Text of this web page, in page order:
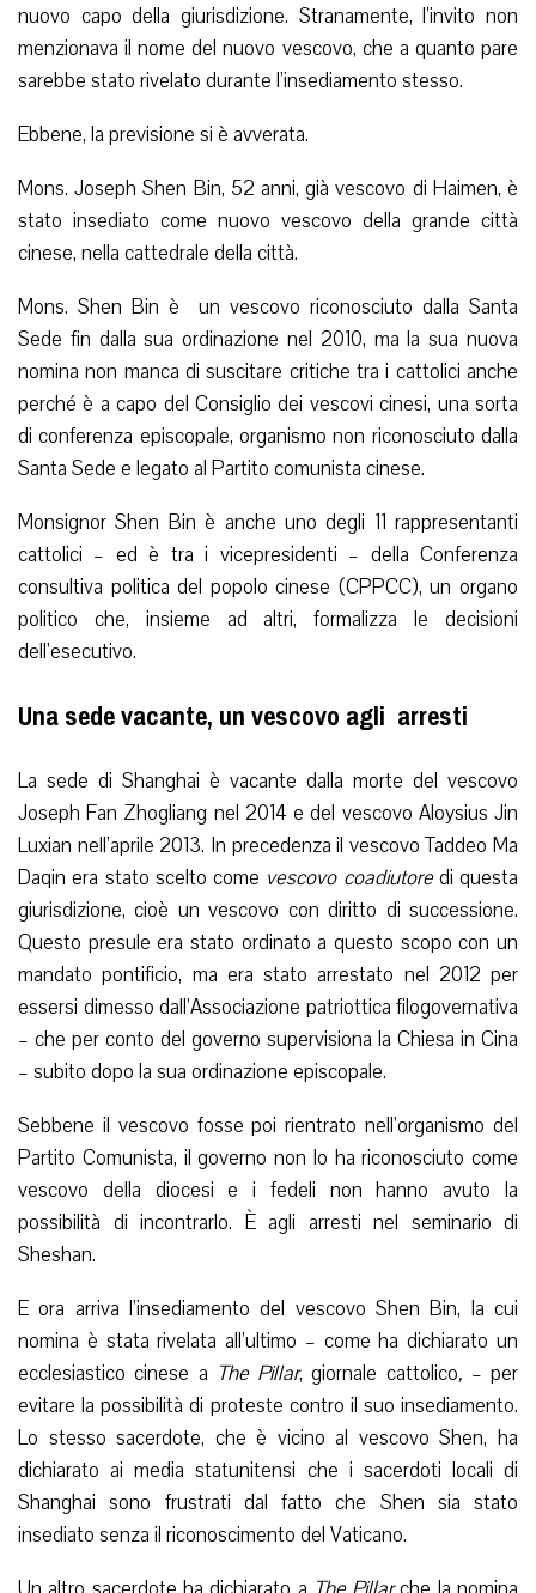
nuovo capo della giurisdizione. Stranamente, l’invito non
menzionava il nome del nuovo vescovo, che a quanto pare
sarebbe stato rivelato durante l’insediamento stesso.
Ebbene, la previsione si è avverata.
Mons. Joseph Shen Bin, 52 anni, già vescovo di Haimen, è
stato insediato come nuovo vescovo della grande città
cinese, nella cattedrale della città.
Mons. Shen Bin è un vescovo riconosciuto dalla Santa
Sede fin dalla sua ordinazione nel 2010, ma la sua nuova
nomina non manca di suscitare critiche tra i cattolici anche
perché è a capo del Consiglio dei vescovi cinesi, una sorta
di conferenza episcopale, organismo non riconosciuto dalla
Santa Sede e legato al Partito comunista cinese.
Monsignor Shen Bin è anche uno degli 11 rappresentanti
cattolici – ed è tra i vicepresidenti – della Conferenza
consultiva politica del popolo cinese (CPPCC), un organo
politico che, insieme ad altri, formalizza le decisioni
dell’esecutivo.
Una sede vacante, un vescovo agli arresti
La sede di Shanghai è vacante dalla morte del vescovo
Joseph Fan Zhogliang nel 2014 e del vescovo Aloysius Jin
Luxian nell’aprile 2013. In precedenza il vescovo Taddeo Ma
Daqin era stato scelto come vescovo coadiutoredi questa
giurisdizione, cioè un vescovo con diritto di successione.
Questo presule era stato ordinato a questo scopo con un
mandato pontificio, ma era stato arrestato nel 2012 per
essersi dimesso dall’Associazione patriottica filogovernativa
– che per conto del governo supervisiona la Chiesa in Cina
– subito dopo la sua ordinazione episcopale.
Sebbene il vescovo fosse poi rientrato nell’organismo del
Partito Comunista, il governo non lo ha riconosciuto come
vescovo della diocesi e i fedeli non hanno avuto la
possibilità di incontrarlo. È agli arresti nel seminario di
Sheshan.
E ora arriva l’insediamento del vescovo Shen Bin, la cui
nomina è stata rivelata all’ultimo – come ha dichiarato un
ecclesiastico cinese a The Pillar, giornale cattolico, – per
evitare la possibilità di proteste contro il suo insediamento.
Lo stesso sacerdote, che è vicino al vescovo Shen, ha
dichiarato ai media statunitensi che i sacerdoti locali di
Shanghai sono frustrati dal fatto che Shen sia stato
insediato senza il riconoscimento del Vaticano.